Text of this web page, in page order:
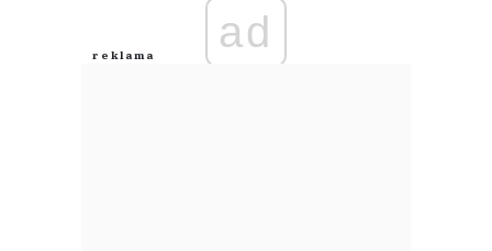
Lol
03.08.2026 / 18:36
ad